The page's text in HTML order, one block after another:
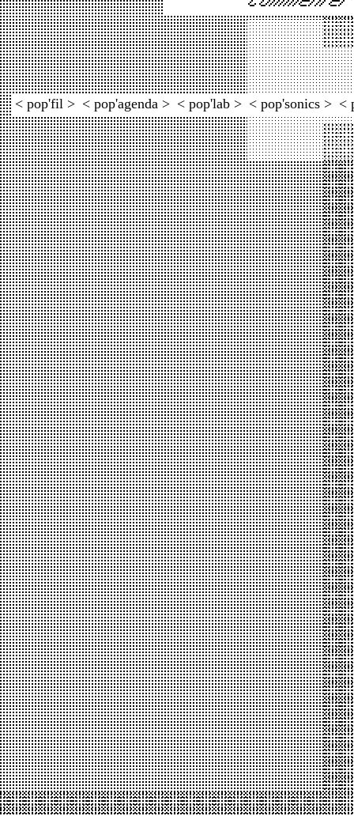
< pop'fil > < pop'agenda > < pop'lab > < pop'sonics > <